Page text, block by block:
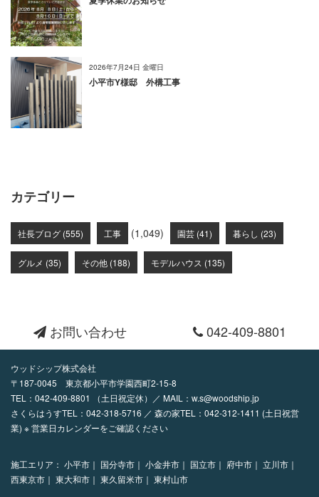
2026年7月24日 金曜日
小平市Y様邸 外構工事
カテゴリー
社長ブログ (555) 工事 (1,049) 園芸 (41) 暮らし (23)
グルメ (35) その他 (188) モデルハウス (135)
お問い合わせ 042-409-8801
ウッドシップ株式会社
〒187-0045 東京都小平市学園西町2-15-8
TEL： 042-409-8801 （土日祝定休）／ MAIL： w.s@woodship.jp
さくらはうすTEL：042-318-5716 ／ 森の家TEL：042-312-1411 (土日祝営
業) ※ 営業日カレンダーをご確認ください
施工エリア： 小平市｜ 国分寺市｜ 小金井市｜ 国立市｜ 府中市｜ 立川市｜
西東京市｜ 東大和市｜ 東久留米市｜ 東村山市